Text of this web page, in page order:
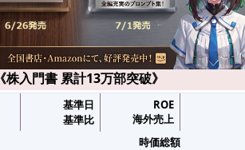
《株入門書 累計13万部突破》
基準日
基準比
ROE
海外売上
時価総額